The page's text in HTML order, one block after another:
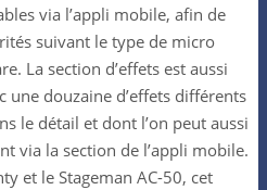
via l’appli mobile, afin de
suivant le type de micro
La section d’effets est aussi
une douzaine d’effets différents
le détail et dont l’on peut aussi
via la section de l’appli mobile.
et le Stageman AC-50, cet